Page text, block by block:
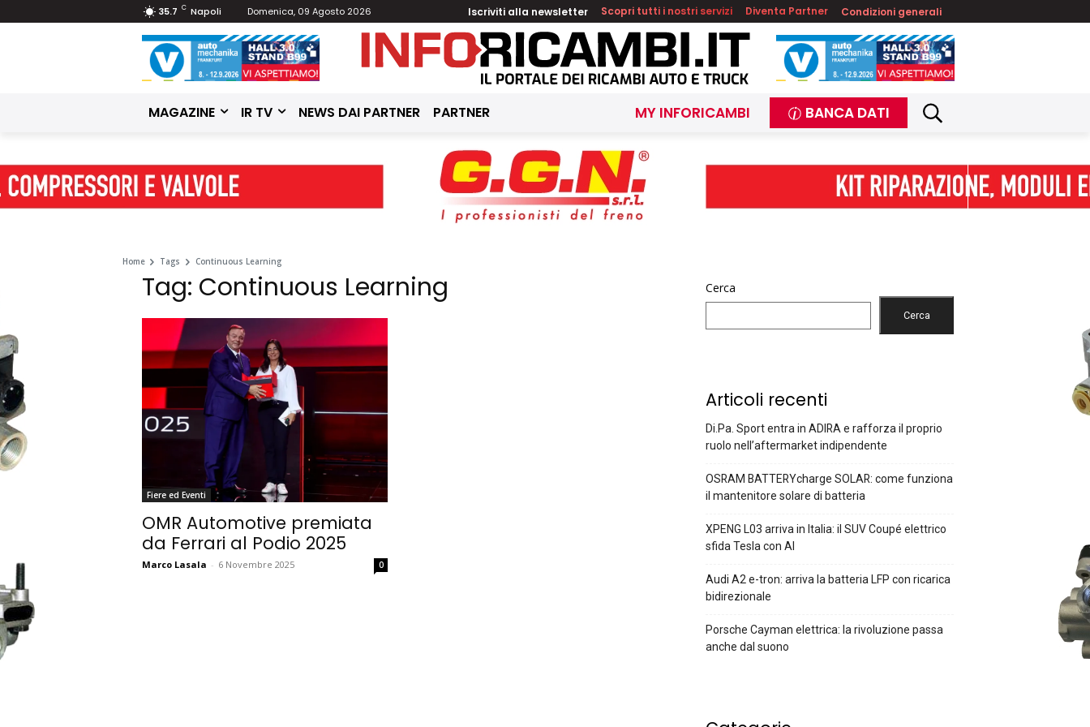
35.7 C Napoli Domenica, 09 Agosto 2026 Iscriviti alla newsletter Scopri tutti i nostri servizi Diventa Partner Condizioni generali
MAGAZINE IR TV NEWS DAI PARTNER PARTNER MY INFORICAMBI BANCA DATI
Home Tags Continuous Learning
Tag: Continuous Learning
Fiere ed Eventi
OMR Automotive premiata
da Ferrari al Podio 2025
Marco Lasala - 6 Novembre 2025 0
Cerca
Cerca
Articoli recenti
Di.Pa. Sport entra in ADIRA e rafforza il proprio
ruolo nell’aftermarket indipendente
OSRAM BATTERYcharge SOLAR: come funziona
il mantenitore solare di batteria
XPENG L03 arriva in Italia: il SUV Coupé elettrico
sfida Tesla con AI
Audi A2 e-tron: arriva la batteria LFP con ricarica
bidirezionale
Porsche Cayman elettrica: la rivoluzione passa
anche dal suono